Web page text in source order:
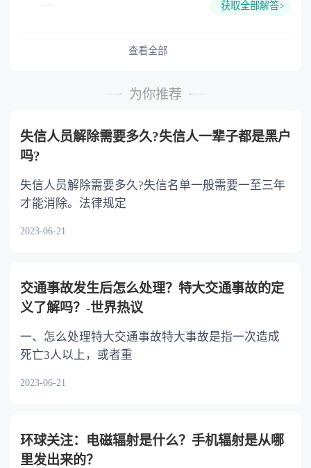
或者与被继承人共同生活的继承人，分配遗产
的继承人，不尽扶养义务的，分配遗产时，应当
获取全部解答>
查看全部
为你推荐
失信人员解除需要多久?失信人一辈子都是黑户
吗?
失信人员解除需要多久?失信名单一般需要一至三年
才能消除。法律规定
2023-06-21
交通事故发生后怎么处理？特大交通事故的定
义了解吗？-世界热议
一、怎么处理特大交通事故特大事故是指一次造成
死亡3人以上，或者重
2023-06-21
环球关注：电磁辐射是什么？手机辐射是从哪
里发出来的？